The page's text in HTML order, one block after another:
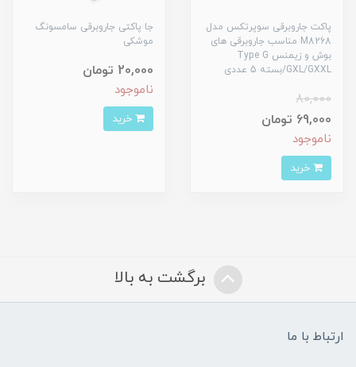
پاکت جاروبرقی سوپرتکس مدل
M8268 مناسب جاروبرقی های
بوش و زیمنس Type G
/GXL/GXXLبسته 5 عددی
80,000
69,000 تومان
ناموجود
جا پاکتی جاروبرقی سامسونگ
موشکی
20,000 تومان
ناموجود
برگشت به بالا
ارتباط با ما